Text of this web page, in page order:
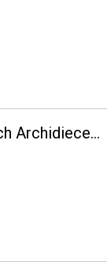
Stowarzyszenie Rodzin Katolickich Archidiecezji Łódzkiej Oddział w Bełchatowie